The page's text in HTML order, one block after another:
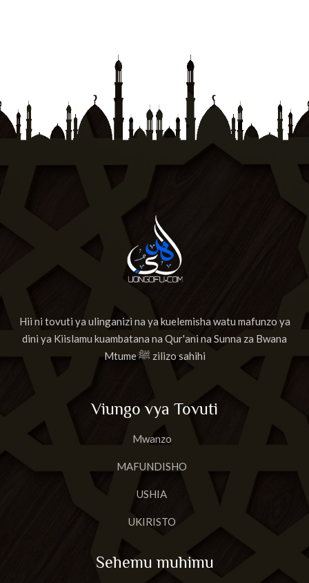
Hii ni tovuti ya ulinganizi na ya kuelemisha watu mafunzo ya
dini ya Kiislamu kuambatana na Qur'ani na Sunna za Bwana
Mtume ﷺ zilizo sahihi
Viungo vya Tovuti
Mwanzo
MAFUNDISHO
USHIA
UKIRISTO
Sehemu muhimu